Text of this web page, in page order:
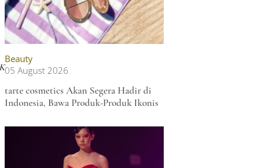
Beauty
05 August 2026
tarte cosmetics Akan Segera Hadir di
Indonesia, Bawa Produk-Produk Ikonis